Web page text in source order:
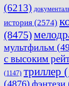
(6213)
история (2574)
(8475)
мультфильм
с высоким
(1147) триллер
(4876) фэнтези